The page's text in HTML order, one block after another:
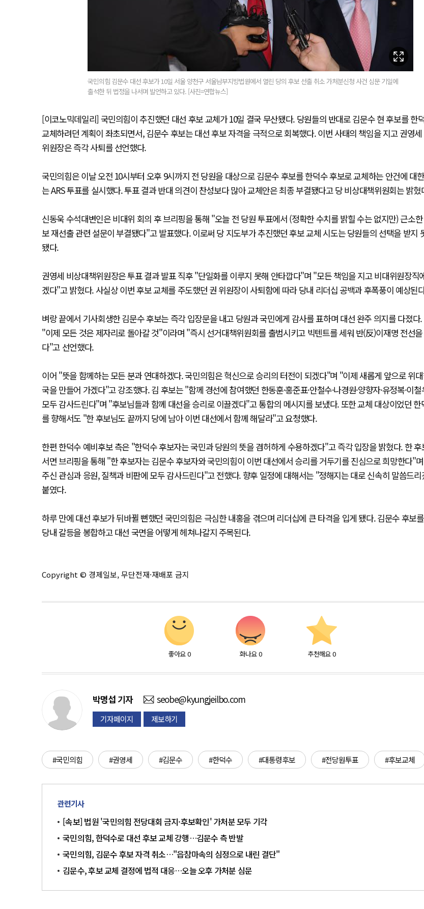
국민의힘 김문수 대선 후보가 10일 서울 양천구 서울남부지방법원에서 열린 당의 후보 선출 취소 가처분신청 사건 심문 기일에
출석한 뒤 법정을 나서며 발언하고 있다. [사진=연합뉴스]
[이코노믹데일리] 국민의힘이 추진했던 대선 후보 교체가 10일 결국 무산됐다. 당원들의 반대로 김문수 현 후보를 한
교체하려던 계획이 좌초되면서, 김문수 후보는 대선 후보 자격을 극적으로 회복했다. 이번 사태의 책임을 지고 권영
위원장은 즉각 사퇴를 선언했다.
국민의힘은 이날 오전 10시부터 오후 9시까지 전 당원을 대상으로 김문수 후보를 한덕수 후보로 교체하는 안건에 대
는 ARS 투표를 실시했다. 투표 결과 반대 의견이 찬성보다 많아 교체안은 최종 부결됐다고 당 비상대책위원회는 밝혔
신동욱 수석대변인은 비대위 회의 후 브리핑을 통해 "오늘 전 당원 투표에서 (정확한 수치를 밝힐 수는 없지만) 근소
보 재선출 관련 설문이 부결됐다"고 발표했다. 이로써 당 지도부가 추진했던 후보 교체 시도는 당원들의 선택을 받지
됐다.
권영세 비상대책위원장은 투표 결과 발표 직후 "단일화를 이루지 못해 안타깝다"며 "모든 책임을 지고 비대위원장직
겠다"고 밝혔다. 사실상 이번 후보 교체를 주도했던 권 위원장이 사퇴함에 따라 당내 리더십 공백과 후폭풍이 예상된
벼랑 끝에서 기사회생한 김문수 후보는 즉각 입장문을 내고 당원과 국민에게 감사를 표하며 대선 완주 의지를 다졌다
"이제 모든 것은 제자리로 돌아갈 것"이라며 "즉시 선거대책위원회를 출범시키고 빅텐트를 세워 반(反)이재명 전선
다"고 선언했다.
이어 "뜻을 함께하는 모든 분과 연대하겠다. 국민의힘은 혁신으로 승리의 터전이 되겠다"며 "이제 새롭게 앞으로 위
국을 만들어 가겠다"고 강조했다. 김 후보는 "함께 경선에 참여했던 한동훈·홍준표·안철수·나경원·양향자·유정복·이
모두 감사드린다"며 "후보님들과 함께 대선을 승리로 이끌겠다"고 통합의 메시지를 보냈다. 또한 교체 대상이었던 한
를 향해서도 "한 후보님도 끝까지 당에 남아 이번 대선에서 함께 해달라"고 요청했다.
한편 한덕수 예비후보 측은 "한덕수 후보자는 국민과 당원의 뜻을 겸허하게 수용하겠다"고 즉각 입장을 밝혔다. 한
서면 브리핑을 통해 "한 후보자는 김문수 후보자와 국민의힘이 이번 대선에서 승리를 거두기를 진심으로 희망한다"
주신 관심과 응원, 질책과 비판에 모두 감사드린다"고 전했다. 향후 일정에 대해서는 "정해지는 대로 신속히 말씀드
붙였다.
하루 만에 대선 후보가 뒤바뀔 뻔했던 국민의힘은 극심한 내홍을 겪으며 리더십에 큰 타격을 입게 됐다. 김문수 후보
당내 갈등을 봉합하고 대선 국면을 어떻게 헤쳐나갈지 주목된다.
Copyright © 경제일보, 무단전재·재배포 금지
좋아요 0 화나요 0 추천해요 0
박명섭 기자 seobe@kyungjeilbo.com
기자페이지 제보하기
#국민의힘 #권영세 #김문수 #한덕수 #대통령후보 #전당원투표 #후보교체
관련기사
[속보] 법원 '국민의힘 전당대회 금지·후보확인' 가처분 모두 기각
국민의힘, 한덕수로 대선 후보 교체 강행…김문수 측 반발
국민의힘, 김문수 후보 자격 취소…"읍참마속의 심정으로 내린 결단"
김문수, 후보 교체 결정에 법적 대응…오늘 오후 가처분 심문